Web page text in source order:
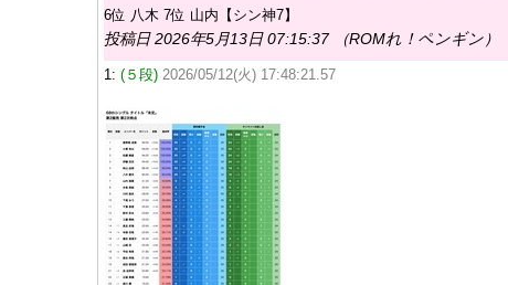
6位 八木 7位 山内【シン神7】
投稿日 2026年5月13日 07:15:37 （ROMれ！ペンギン）
1: (５段) 2026/05/12(火) 17:48:21.57